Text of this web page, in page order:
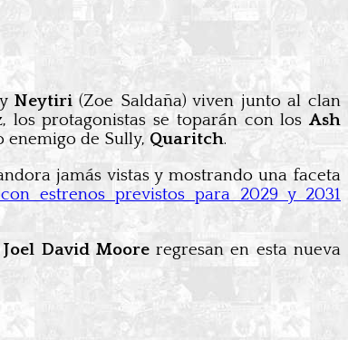
Neytiri(Zoe Saldaña) viven junto al clan
los protagonistas se toparán con los Ash
enemigo de Sully, Quaritch.
jamás vistas y mostrando una faceta
estrenos previstos para 2029 y 2031
Joel David Mooreregresan en esta nueva